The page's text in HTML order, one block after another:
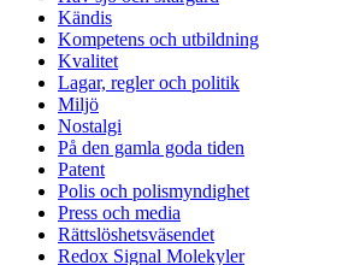
Kändis
Kompetens och utbildning
Kvalitet
Lagar, regler och politik
Miljö
Nostalgi
På den gamla goda tiden
Patent
Polis och polismyndighet
Press och media
Rättslöshetsväsendet
Redox Signal Molekyler